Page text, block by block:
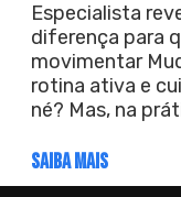
Especialista
diferença para
movimentar
rotina ativa e
né? Mas, na
SAIBA MAIS